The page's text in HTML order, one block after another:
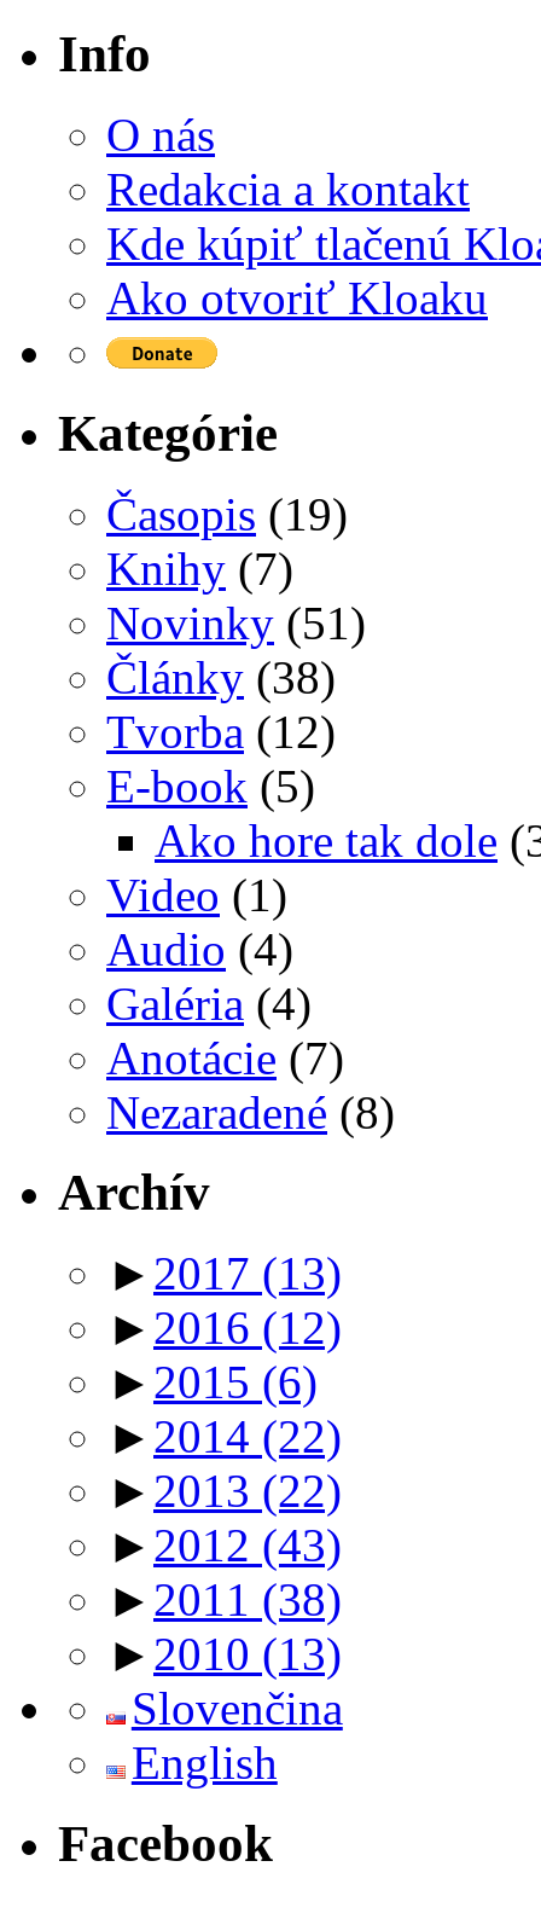
Info
O nás
Redakcia a kontakt
Kde kúpiť tlačenú
Ako otvoriť Kloaku
Kategórie
Časopis (19)
Knihy (7)
Novinky (51)
Články (38)
Tvorba (12)
E-book (5)
Ako hore tak dole
Video (1)
Audio (4)
Galéria (4)
Anotácie (7)
Nezaradené (8)
Archív
► 2017 (13)
► 2016 (12)
► 2015 (6)
► 2014 (22)
► 2013 (22)
► 2012 (43)
► 2011 (38)
► 2010 (13)
Slovenčina
English
Facebook